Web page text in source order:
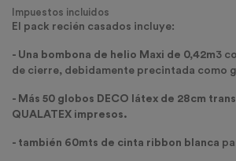
Impuestos incluidos
El pack recién casados incluye:
- Una bombona de helio Maxi de 0,42m3
de cierre, debidamente precintada como
- Más 50 globos DECO látex de 28cm
QUALATEX impresos.
- también 60mts de cinta ribbon blanca